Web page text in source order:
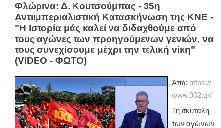
Φλώρινα: Δ. Κουτσούμπας - 35η
Αντιιμπεριαλιστική Κατασκήνωση της ΚΝΕ -
"Η Ιστορία μάς καλεί να διδαχθούμε από
τους αγώνες των προηγούμενων γενιών, να
τους συνεχίσουμε μέχρι την τελική νίκη"
(VIDEO - ΦΩΤΟ)
Από: https://
www.902.gr/
Τη σκυτάλη
των αγώνων